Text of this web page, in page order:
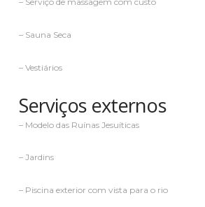
– Sauna Seca
– Vestiários
Serviços externos
– Modelo das Ruínas Jesuíticas
– Jardins
– Piscina exterior com vista para o rio